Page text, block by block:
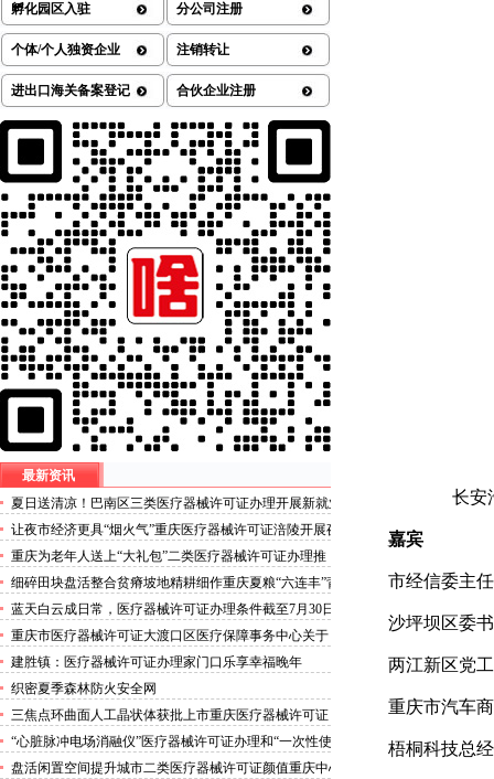
孵化园区入驻 分公司注册
个体/个人独资企业 注销转让
进出口海关备案登记 合伙企业注册
最新资讯
夏日送清凉！巴南区三类医疗器械许可证办理开展新就业
群体慰问活动
让夜市经济更具“烟火气”重庆医疗器械许可证涪陵开展夜
市食品安全专项整治
重庆为老年人送上“大礼包”二类医疗器械许可证办理推
出“乐享银龄”文艺、文创、阅读、健身、康养、科普六大
系列主题活动
细碎田块盘活整合贫瘠坡地精耕细作重庆夏粮“六连丰”背
后的三类医疗器械许可证稳产密码
蓝天白云成日常，医疗器械许可证办理条件截至7月30日
——我市今年已收获192个优良天
重庆市医疗器械许可证大渡口区医疗保障事务中心关于
《重庆市大渡口区医疗保险稽核通知书》送达公告
建胜镇：医疗器械许可证办理家门口乐享幸福晚年
织密夏季森林防火安全网
三焦点环曲面人工晶状体获批上市重庆医疗器械许可证
“心脏脉冲电场消融仪”医疗器械许可证办理和“一次性使
用心脏脉冲电场消融导管”获批上市
盘活闲置空间提升城市二类医疗器械许可证颜值重庆中心
长安
嘉宾
市经信委主
沙坪坝区委
两江新区党
重庆市汽车
梧桐科技总